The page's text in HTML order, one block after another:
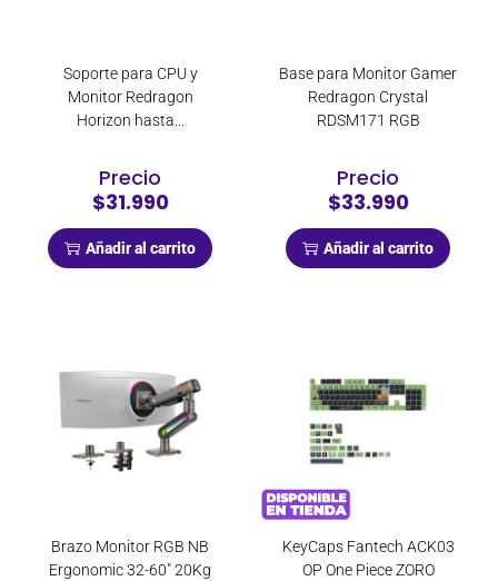
Soporte para CPU y
Monitor Redragon
Horizon hasta...
Precio
$31.990
Añadir al carrito
Base para Monitor Gamer
Redragon Crystal
RDSM171 RGB
Precio
$33.990
Añadir al carrito
Brazo Monitor RGB NB
Ergonomic 32-60″ 20Kg
KeyCaps Fantech ACK03
OP One Piece ZORO